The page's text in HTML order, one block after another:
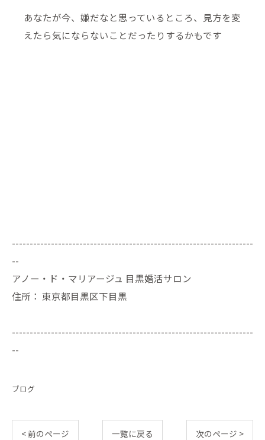
あなたが今、嫌だなと思っているところ、見方を変
えたら気にならないことだったりするかもです
--------------------------------------------------------------------
--
アノー・ド・マリアージュ 目黒婚活サロン
住所： 東京都目黒区下目黒
--------------------------------------------------------------------
--
ブログ
< 前のページ 一覧に戻る 次のページ >